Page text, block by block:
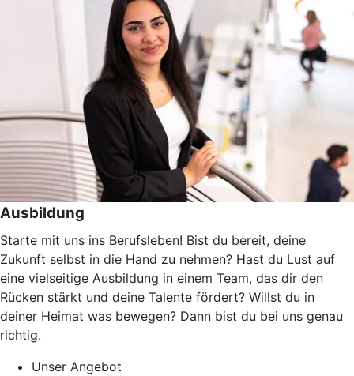
Ausbildung
Starte mit uns ins Berufsleben! Bist du bereit, deine
Zukunft selbst in die Hand zu nehmen? Hast du Lust auf
eine vielseitige Ausbildung in einem Team, das dir den
Rücken stärkt und deine Talente fördert? Willst du in
deiner Heimat was bewegen? Dann bist du bei uns genau
richtig.
Unser Angebot